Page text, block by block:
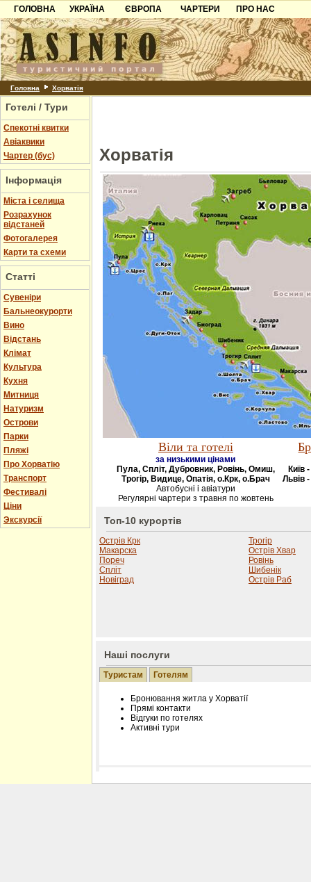
ГОЛОВНА
УКРАЇНА
Карпати
Азов
Причорноморря
Шацьк
ЄВРОПА
Чорногорія
Хорватія
Болгарія
ЧАРТЕРИ
ПРО НАС
Контакти
Партнерам
Додати готель
Головна Хорватія
Готелі / Тури
Спекотні квитки
Авіаквики
Чартер (бус)
Інформація
Міста і селища
Розрахунок
відстаней
Фотогалерея
Карти та схеми
Статті
Cувеніри
Бальнеокурорти
Вино
Відстань
Клімат
Культура
Кухня
Митниця
Натуризм
Острови
Парки
Пляжі
Про Хорватію
Транспорт
Фестивалі
Ціни
Экскурсії
Хорватія
Віли та готелі
за низькими цінами
Пула, Спліт, Дубровник, Ровінь, Омиш,
Трогір, Видице, Опатія, о.Крк, о.Брач
Автобусні і авіатури
Регулярні чартери з травня по жовтень
Київ
Львів
Топ-10 курортів
Острів Крк
Макарска
Пореч
Спліт
Новіград
Трогір
Острів Хвар
Ровінь
Шибенік
Острів Раб
Наші послуги
Туристам Готелям
Бронювання житла у Хорватії
Прямі контакти
Відгуки по готелях
Активні тури
Розміщення інформації про готель на